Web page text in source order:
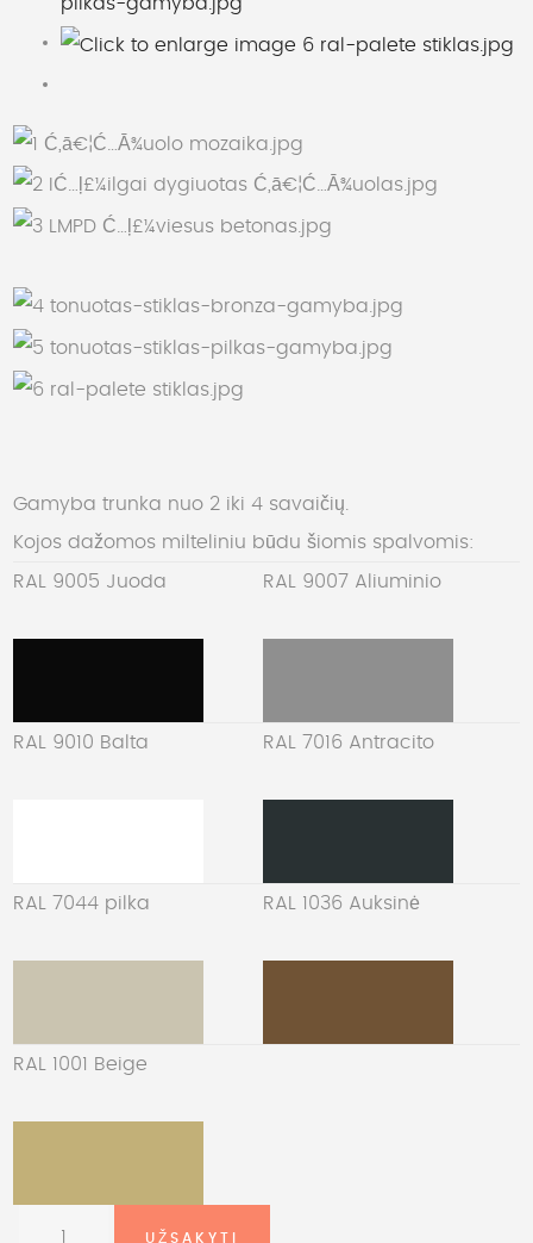
Gamyba trunka nuo 2 iki 4 savaičių.
Kojos dažomos milteliniu būdu šiomis spalvomis:
RAL 9005 Juoda RAL 9007 Aliuminio
RAL 9010 Balta RAL 7016 Antracito
RAL 7044 pilka RAL 1036 Auksinė
RAL 1001 Beige